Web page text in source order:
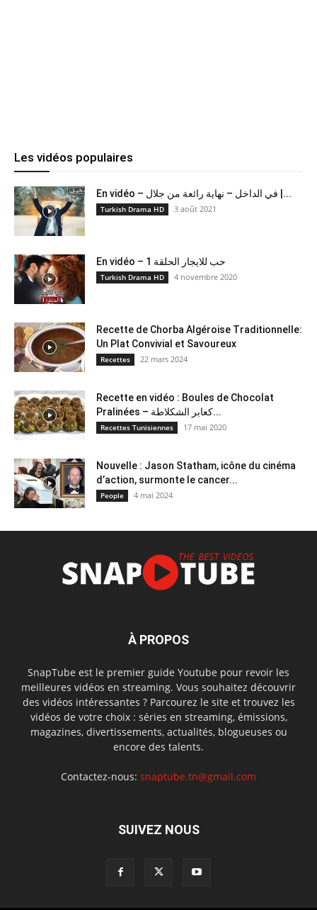
Les vidéos populaires
En vidéo – في الداخل – نهاية رائعة من جلال |...
Turkish Drama HD 3 août 2021
En vidéo – حب للايجار الحلقة 1
Turkish Drama HD 4 novembre 2020
Recette de Chorba Algéroise Traditionnelle:
Un Plat Convivial et Savoureux
Recettes 22 mars 2024
Recette en vidéo : Boules de Chocolat
Pralinées – كعابر الشكلاطة...
Recettes Tunisiennes 17 mai 2020
Nouvelle : Jason Statham, icône du cinéma
d’action, surmonte le cancer...
People 4 mai 2024
À PROPOS
SnapTube est le premier guide Youtube pour revoir les
meilleures vidéos en streaming. Vous souhaitez découvrir
des vidéos intéressantes ? Parcourez le site et trouvez les
vidéos de votre choix : séries en streaming, émissions,
magazines, divertissements, actualités, blogueuses ou
encore des talents.
Contactez-nous: snaptube.tn@gmail.com
SUIVEZ NOUS